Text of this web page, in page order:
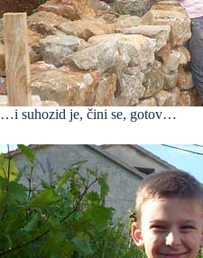
…i suhozid je, čini se, gotov…